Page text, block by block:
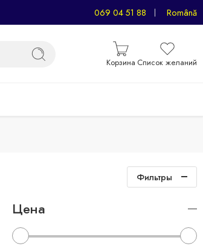
069 04 51 88 Română
Корзина Список желаний
Фильтры
Цена